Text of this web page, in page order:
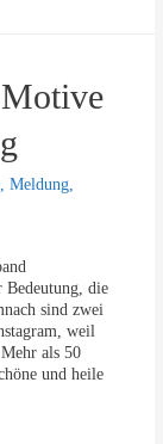
,Meldung,
die
sind zwei
weil
als 50
und heile